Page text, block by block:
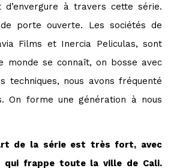
d’envergure à travers cette série.
porte ouverte. Les sociétés de
Films et Inercia Peliculas, sont
monde se connaît, on bosse avec
techniques, nous avons fréquenté
On forme une génération à nous
de la série est très fort, avec
qui frappe toute la ville de Cali.